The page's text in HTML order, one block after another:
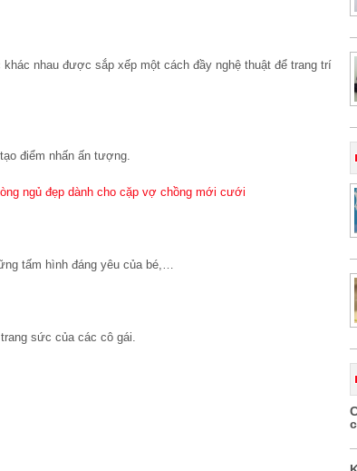
nhau được sắp xếp một cách đầy nghệ thuật để trang trí
điểm nhấn ấn tượng.
ngủ đẹp dành cho cặp vợ chồng mới cưới
tấm hình đáng yêu của bé,…
sức của các cô gái.